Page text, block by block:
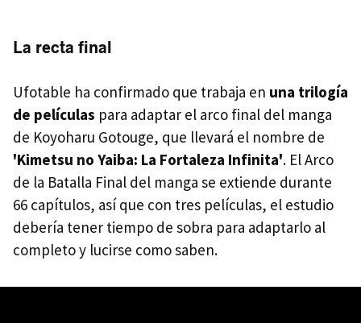
La recta final
Ufotable ha confirmado que trabaja en una trilogía
de películas para adaptar el arco final del manga
de Koyoharu Gotouge, que llevará el nombre de
'Kimetsu no Yaiba: La Fortaleza Infinita'. El Arco
de la Batalla Final del manga se extiende durante
66 capítulos, así que con tres películas, el estudio
debería tener tiempo de sobra para adaptarlo al
completo y lucirse como saben.